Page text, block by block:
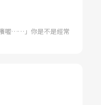
喔……」你是不是經常